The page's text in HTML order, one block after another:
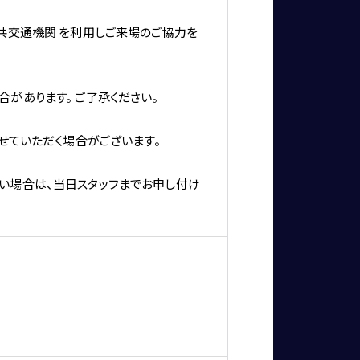
通機関 を利用しご来場のご協力を
あります。 ご了承ください。
いただく場合がございます。
合は、当日スタッフまでお申し付け